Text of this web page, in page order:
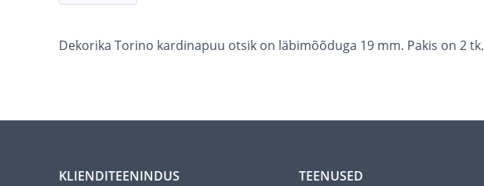
Dekorika Torino kardinapuu otsik on läbimõõduga 19 mm. Pakis on 2 tk.
KLIENDITEENINDUS
TEENUSED